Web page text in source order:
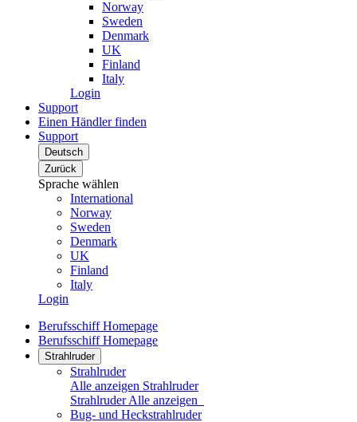
Norway
Sweden
Denmark
UK
Finland
Italy
Login
Support
Einen Händler finden
Support
Deutsch
Zurück
Sprache wählen
International
Norway
Sweden
Denmark
UK
Finland
Italy
Login
Berufsschiff Homepage
Berufsschiff Homepage
Strahlruder
Strahlruder
Alle anzeigen Strahlruder
StrahlruderAlle anzeigen
Bug- und Heckstrahlruder